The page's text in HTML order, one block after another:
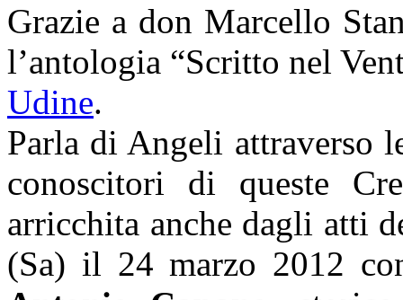
Grazie a don Marcello
l’antologia “Scritto nel
Udine.
Parla di Angeli attraverso
conoscitori di queste
arricchita anche dagli atti
(Sa) il 24 marzo 2012